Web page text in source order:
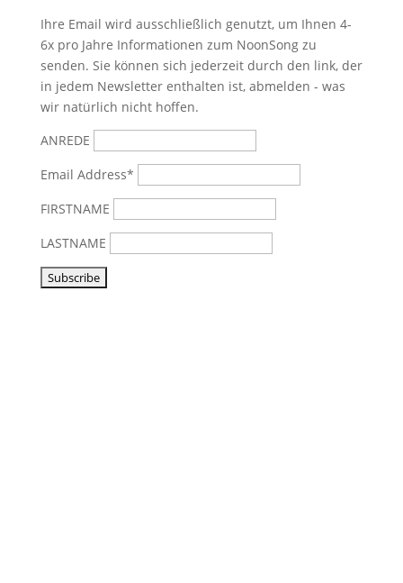
Ihre Email wird ausschließlich genutzt, um Ihnen 4-
6x pro Jahre Informationen zum NoonSong zu
senden. Sie können sich jederzeit durch den link, der
in jedem Newsletter enthalten ist, abmelden - was
wir natürlich nicht hoffen.
ANREDE
Email Address*
FIRSTNAME
LASTNAME